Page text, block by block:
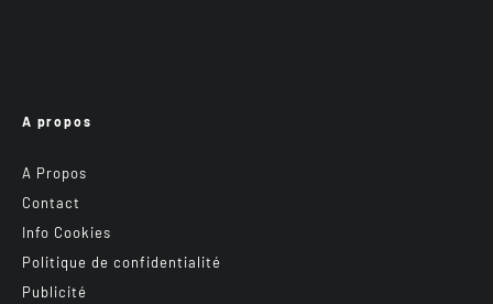
A propos
A Propos
Contact
Info Cookies
Politique de confidentialité
Publicité